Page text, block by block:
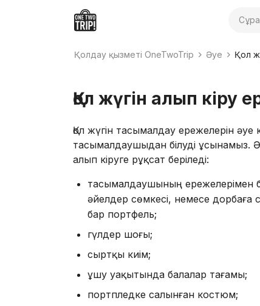
Қолдау қызметі OneTwoTrip Әуе Қол
Қол жүгін алып кіру
Қол жүгін тасымалдау ережелерін
тасымалдаушыдан білуді ұсынамыз.
алып кіруге рұқсат беріледі:
тасымалдаушының ережелерімен
әйелдер сөмкесі, немесе
бар портфель;
гүлдер шоғы;
сыртқы киім;
ұшу уақытында балалар тағамы;
портпледке салынған костюм;